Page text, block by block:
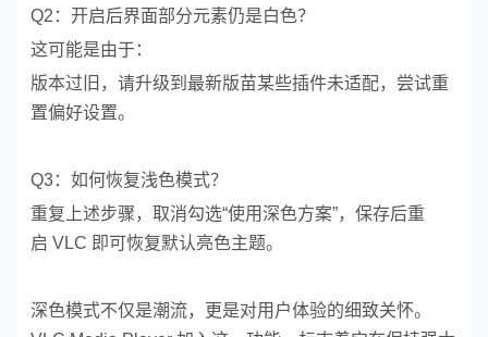
Q2：开启后界面部分元素仍是白色？
这可能是由于：
版本过旧，请升级到最新版苗某些插件未适配，尝试重
置偏好设置。
Q3：如何恢复浅色模式？
重复上述步骤，取消勾选“使用深色方案”，保存后重
启 VLC 即可恢复默认亮色主题。
深色模式不仅是潮流，更是对用户体验的细致关怀。